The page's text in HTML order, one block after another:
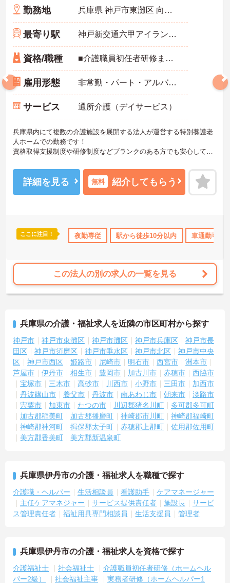
住宅手当・補助 年間休日110日以上 ブランクOK 資格取
勤務地 兵庫県 神戸市東灘区 向洋町中3-1-2
最寄り駅 神戸新交通六甲アイランド線「アイランドセンター駅」徒歩4分
資格/職種 ■介護職員初任者研修またはホームヘルパー2級以上の資格をお持ちの方 ■介護の経験のある方 ※ブランクのある方相談可能
雇用形態 非常勤・パート・アルバイト
サービス 通所介護（デイサービス）
兵庫県内にて複数の介護施設を展開する法人が運営する特別養護老
人ホームでの勤務です！
資格取得支援制度や研修制度などブランクのある方でも安心してお
に合わせてながく働くことが出来る環境が整っております！
ご興味ある方には、面接のポイントなど、さらに詳細をお話致しま
すのでお気軽にご相談ください。
詳細を見る 無料 紹介してもらう
ここに注目！ 夜勤専従 駅から徒歩10分以内 車通勤可
この法人の別の求人の一覧を見る
兵庫県の介護・福祉求人を近隣の市区町村から探す
神戸市 神戸市東灘区 神戸市灘区 神戸市兵庫区
神戸市長
田区
神戸市須磨区 神戸市垂水区 神戸市北区
神戸市中央
区
神戸市西区 姫路市 尼崎市 明石市 西宮市
洲本市
芦屋市
伊丹市 相生市 豊岡市 加古川市 赤穂市
西脇市
宝塚市
三木市 高砂市 川西市 小野市 三田市
加西市
丹波篠山市
養父市 丹波市 南あわじ市 朝来市
淡路市
宍粟市
加東市 たつの市 川辺郡猪名川町
多可郡多可町
加古郡稲美町
加古郡播磨町 神崎郡市川町
神崎郡福崎町
神崎郡神河町
揖保郡太子町 赤穂郡上郡町
佐用郡佐用町
美方郡香美町
美方郡新温泉町
兵庫県伊丹市の介護・福祉求人を職種で探す
介護職・ヘルパー 生活相談員 看護助手
ケアマネージャー
主任ケアマネジャー
サービス提供責任者 施設長
サービ
ス管理責任者
福祉用具専門相談員 生活支援員 管理者
兵庫県伊丹市の介護・福祉求人を資格で探す
介護福祉士 社会福祉士
介護職員初任者研修（ホームヘル
パー2級）
社会福祉主事
実務者研修（ホームヘルパー1